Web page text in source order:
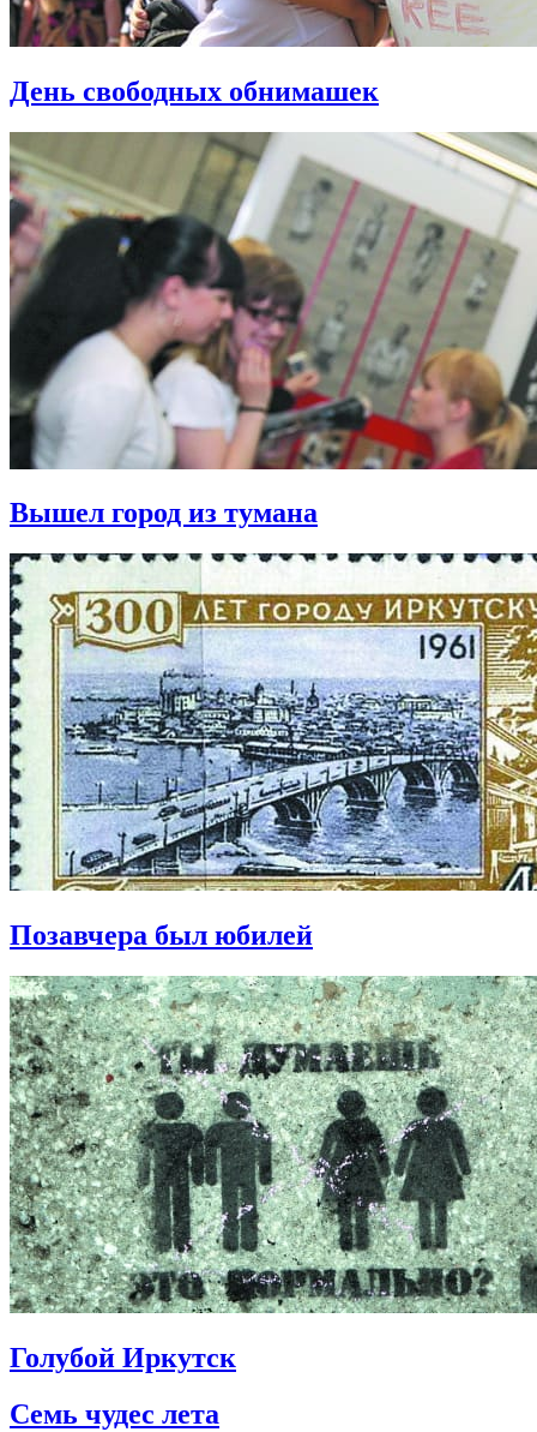
День свободных обнимашек
Вышел город из тумана
Позавчера был юбилей
Голубой Иркутск
Семь чудес лета